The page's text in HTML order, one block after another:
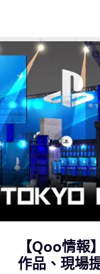
【Qoo情報
作品、現場